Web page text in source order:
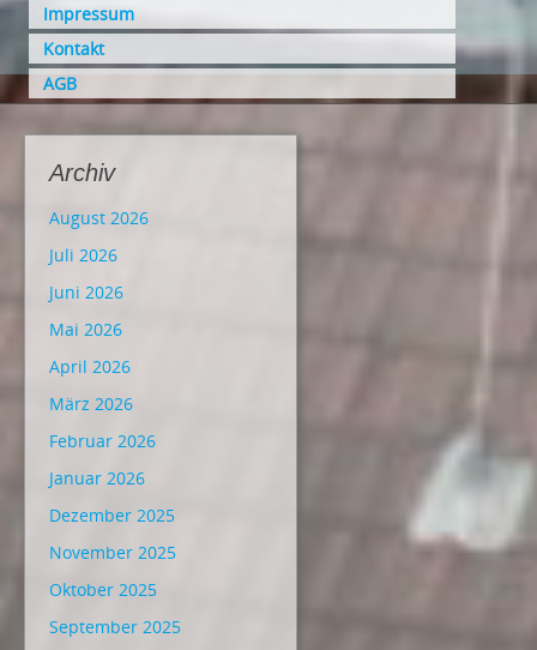
Impressum
Kontakt
AGB
Archiv
August 2026
Juli 2026
Juni 2026
Mai 2026
April 2026
März 2026
Februar 2026
Januar 2026
Dezember 2025
November 2025
Oktober 2025
September 2025